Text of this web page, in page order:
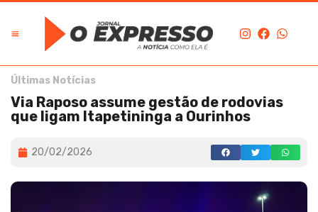
Últimas Notícias
Via Raposo assume gestão de rodovias
que ligam Itapetininga a Ourinhos
20/02/2026